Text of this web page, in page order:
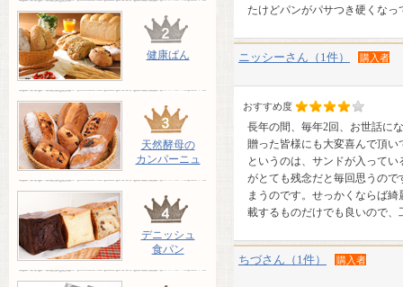
健康ぱん
天然酵母の
カンパーニュ
デニッシュ
食パン
たけどパンがパサつき硬くな
ニッシーさん（1件） 購入者
おすすめ度
長年の間、毎年2回、お世話に
贈った皆様にも大変喜んで頂
というのは、サンドが入って
がとても残念だと毎回思うの
まうのです。せっかくならば
載するものだけでも良いので
ちづさん（1件） 購入者